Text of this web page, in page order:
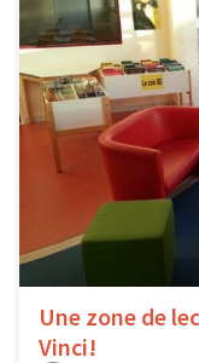
Une zone de
Vinci!